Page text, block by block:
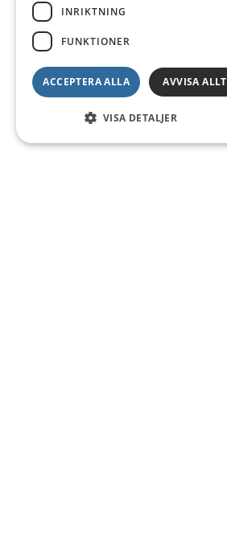
INRIKTNING
FUNKTIONER
ACCEPTERA ALLA AVVISA ALLT
VISA DETALJER